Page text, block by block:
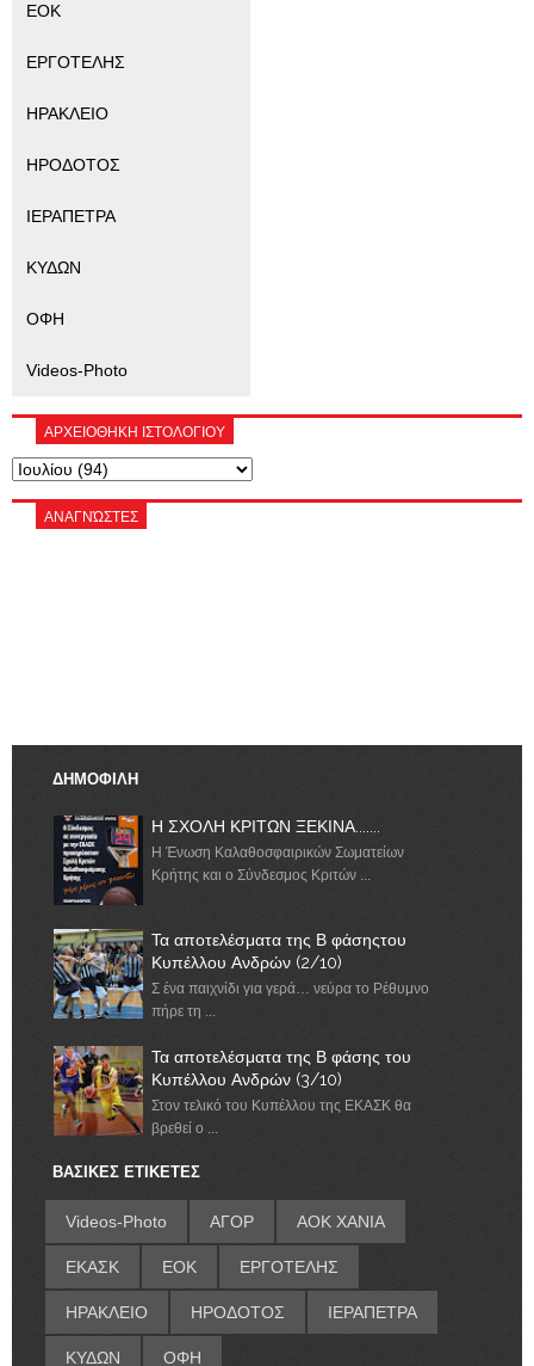
ΕΟΚ
ΕΡΓΟΤΕΛΗΣ
ΗΡΑΚΛΕΙΟ
ΗΡΟΔΟΤΟΣ
ΙΕΡΑΠΕΤΡΑ
ΚΥΔΩΝ
ΟΦΗ
Videos-Photo
ΑΡΧΕΙΟΘΗΚΗ ΙΣΤΟΛΟΓΙΟΥ
ΑΝΑΓΝΏΣΤΕΣ
ΔΗΜΟΦΙΛΗ
Η ΣΧΟΛΗ ΚΡΙΤΩΝ ΞΕΚΙΝΑ.......
Η Ένωση Καλαθοσφαιρικών Σωματείων
Κρήτης και ο Σύνδεσμος Κριτών ...
Τα αποτελέσματα της Β φάσηςτου
Κυπέλλου Ανδρών (2/10)
Σ ένα παιχνίδι για γερά… νεύρα το Ρέθυμνο
πήρε τη ...
Τα αποτελέσματα της Β φάσης του
Κυπέλλου Ανδρών (3/10)
Στον τελικό του Κυπέλλου της ΕΚΑΣΚ θα
βρεθεί ο ...
ΒΑΣΙΚΕΣ ΕΤΙΚΕΤΕΣ
Videos-Photo ΑΓΟΡ ΑΟΚ ΧΑΝΙΑ
ΕΚΑΣΚ ΕΟΚ ΕΡΓΟΤΕΛΗΣ
ΗΡΑΚΛΕΙΟ ΗΡΟΔΟΤΟΣ ΙΕΡΑΠΕΤΡΑ
ΚΥΔΩΝ ΟΦΗ